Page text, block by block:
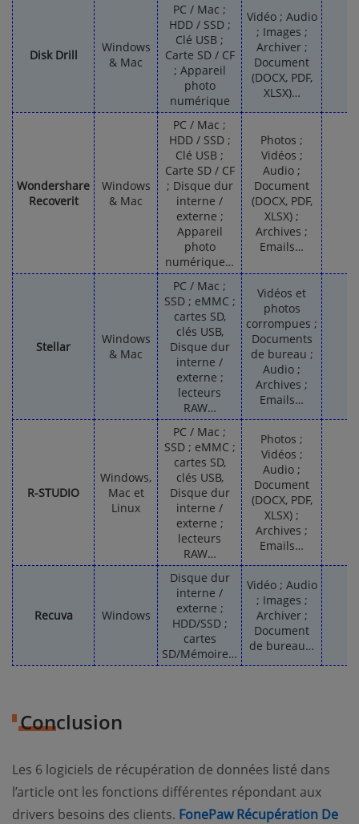
Disk Drill
Windows
& Mac
PC / Mac ;
HDD / SSD ;
Clé USB ;
Carte SD / CF
; Appareil
photo
numérique
Vidéo ; Audio
; Images ;
Archiver ;
Document
(DOCX, PDF,
XLSX)…
Wondershare
Recoverit
Windows
& Mac
PC / Mac ;
HDD / SSD ;
Clé USB ;
Carte SD / CF
; Disque dur
interne /
externe ;
Appareil
photo
numérique…
Photos ;
Vidéos ;
Audio ;
Document
(DOCX, PDF,
XLSX) ;
Archives ;
Emails…
Stellar
Windows
& Mac
PC / Mac ;
SSD ; eMMC ;
cartes SD,
clés USB,
Disque dur
interne /
externe ;
lecteurs
RAW…
Vidéos et
photos
corrompues ;
Documents
de bureau ;
Audio ;
Archives ;
Emails…
R-STUDIO
Windows,
Mac et
Linux
PC / Mac ;
SSD ; eMMC ;
cartes SD,
clés USB,
Disque dur
interne /
externe ;
lecteurs
RAW…
Photos ;
Vidéos ;
Audio ;
Document
(DOCX, PDF,
XLSX) ;
Archives ;
Emails…
Recuva Windows
Disque dur
interne /
externe ;
HDD/SSD ;
cartes
SD/Mémoire…
Vidéo ; Audio
; Images ;
Archiver ;
Document
de bureau…
Conclusion
Les 6 logiciels de récupération de données listé dans
l’article ont les fonctions différentes répondant aux
drivers besoins des clients. FonePaw Récupération De